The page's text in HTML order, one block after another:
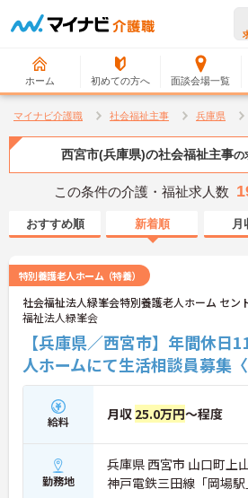
ホーム 初めての方へ 面談会場一覧
マイナビ介護職 社会福祉主事 兵庫県
西宮市(兵庫県)の社会福祉主事の
この条件の介護・福祉求人数
おすすめ順 新着順 月
特別養護老人ホーム（特養）
社会福祉法人緑峯会特別養護老人ホーム セン
福祉法人緑峯会
【兵庫県／西宮市】年間休
人ホームにて生活相談員募集〈
給料 月収 25.0万円～程度
勤務地
兵庫県 西宮市 山口町上
神戸電鉄三田線「岡場